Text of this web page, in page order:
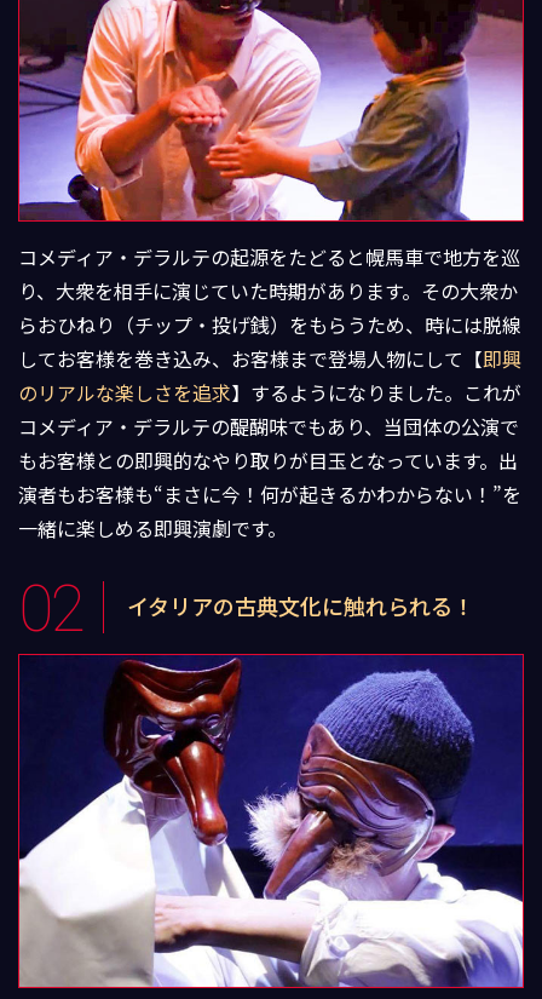
コメディア・デラルテの起源をたどると幌馬車で地方を巡
り、大衆を相手に演じていた時期があります。その大衆か
らおひねり（チップ・投げ銭）をもらうため、時には脱線
してお客様を巻き込み、お客様まで登場人物にして【即興
のリアルな楽しさを追求】するようになりました。これが
コメディア・デラルテの醍醐味でもあり、当団体の公演で
もお客様との即興的なやり取りが目玉となっています。出
演者もお客様も“まさに今！何が起きるかわからない！”を
一緒に楽しめる即興演劇です。
02 イタリアの古典文化に触れられる！